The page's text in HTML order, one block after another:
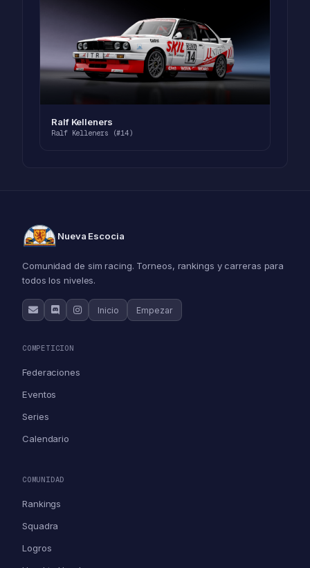
Ralf Kelleners
Ralf Kelleners (#14)
Nueva Escocia
Comunidad de sim racing. Torneos, rankings y carreras para
todos los niveles.
Inicio Empezar
COMPETICION
Federaciones
Eventos
Series
Calendario
COMUNIDAD
Rankings
Squadra
Logros